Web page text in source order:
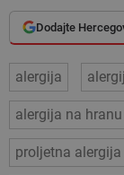
Dodajte
alergija alergij
alergija na hranu
proljetna alergija